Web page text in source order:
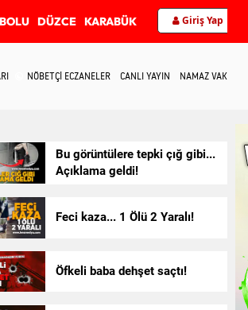
BOLU DÜZCE KARABÜK Giriş Yap
NÖBETÇİ ECZANELER CANLI YAYIN NAMAZ VAKİTLERİ
Bu görüntülere tepki çığ gibi...
Açıklama geldi!
Feci kaza... 1 Ölü 2 Yaralı!
Öfkeli baba dehşet saçtı!